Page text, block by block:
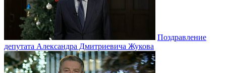
Поздравление
депутата Александра Дмитриевича Жукова